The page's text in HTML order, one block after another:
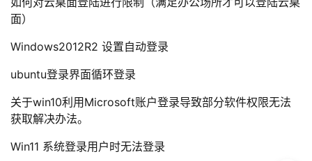
面）
Windows2012R2 设置自动登录
ubuntu登录界面循环登录
关于win10利用Microsoft账户登录导致部分软件权限无法
获取解决办法。
Win11 系统登录用户时无法登录